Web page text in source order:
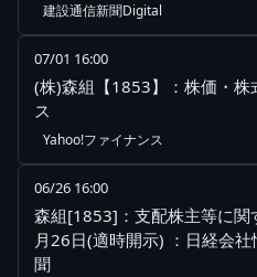
建設通信新聞Digital
07/01 16:00
(株)森組【1853】：株価・株
ス
Yahoo!ファイナンス
06/26 16:00
森組[1853]：支配株主等に
月26日(適時開示) ：日経会
聞